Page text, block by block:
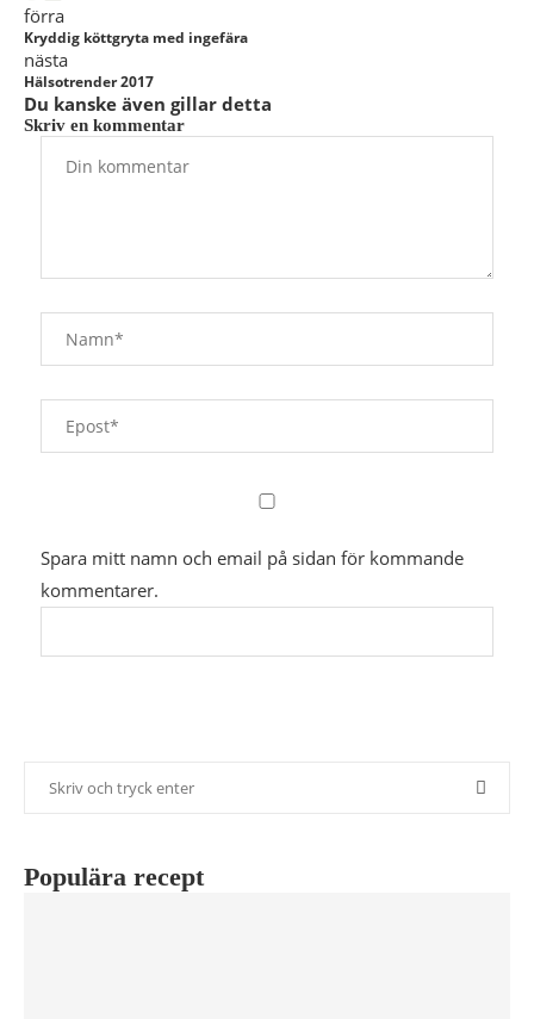
förra
Kryddig köttgryta med ingefära
nästa
Hälsotrender 2017
Du kanske även gillar detta
Skriv en kommentar
Spara mitt namn och email på sidan för kommande
kommentarer.
Populära recept